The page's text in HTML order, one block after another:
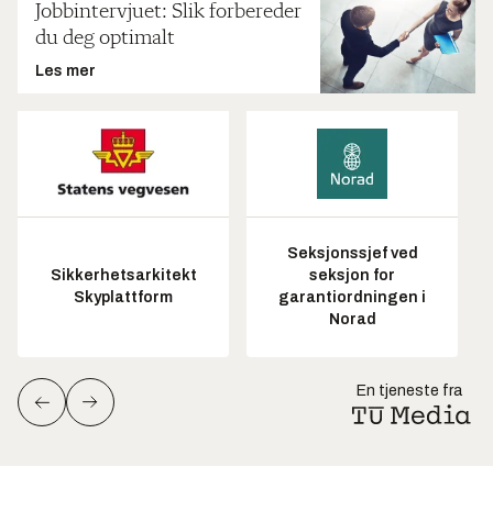
Jobbintervjuet: Slik forbereder
du deg optimalt
Les mer
Sikkerhetsarkitekt
Skyplattform
Seksjonssjef ved
seksjon for
garantiordningen i
Norad
En tjeneste fra